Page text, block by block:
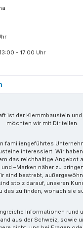
- 17:00 Uhr
ist der Klemmbaustein
möchten wir mit Dir teilen.
familiengeführtes
interessiert. Wir
das reichhaltige Angebot
–Marken näher zu
sind bestrebt,
stolz darauf, unseren
das zu finden, wonach sie
Informationen rund
aus der Schweiz, sowie